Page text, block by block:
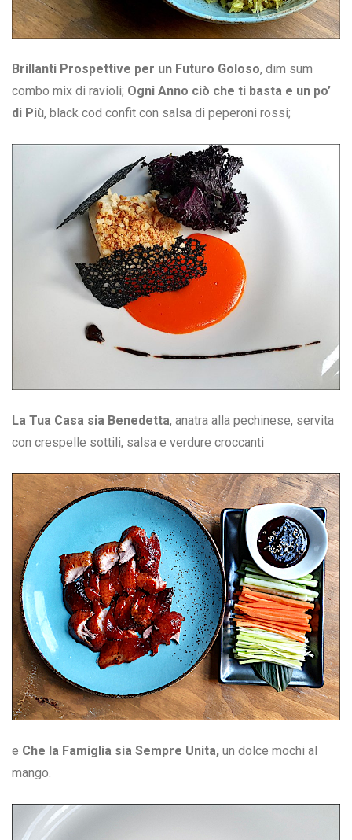
Brillanti Prospettive per un Futuro Goloso, dim sum
combo mix di ravioli; Ogni Anno ciò che ti basta e un po’
di Più, black cod confit con salsa di peperoni rossi;
La Tua Casa sia Benedetta, anatra alla pechinese, servita
con crespelle sottili, salsa e verdure croccanti
e Che la Famiglia sia Sempre Unita, un dolce mochi al
mango.